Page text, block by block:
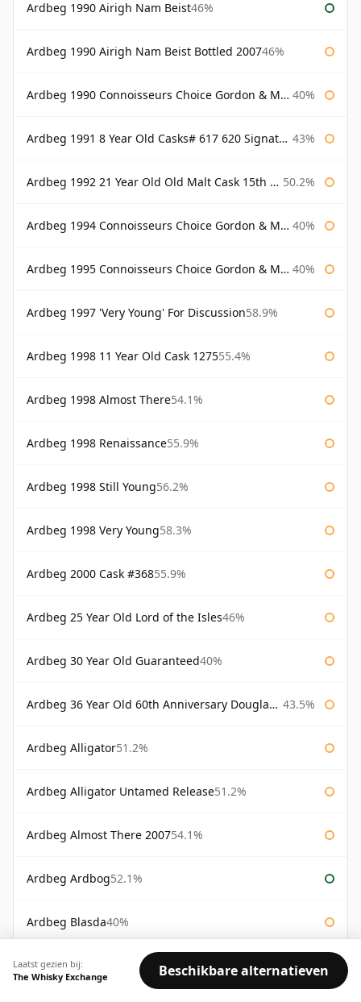
Ardbeg 1990 Airigh Nam Beist46%
Ardbeg 1990 Airigh Nam Beist Bottled 200746%
Ardbeg 1990 Connoisseurs Choice Gordon & Macphail 40%
Ardbeg 1991 8 Year Old Casks# 617 620 Signatory 43%
Ardbeg 1992 21 Year Old Old Malt Cask 15th Anniversary Hunter Laing 50.2%
Ardbeg 1994 Connoisseurs Choice Gordon & Macphail 40%
Ardbeg 1995 Connoisseurs Choice Gordon & Macphail 40%
Ardbeg 1997 'Very Young' For Discussion58.9%
Ardbeg 1998 11 Year Old Cask 127555.4%
Ardbeg 1998 Almost There54.1%
Ardbeg 1998 Renaissance55.9%
Ardbeg 1998 Still Young56.2%
Ardbeg 1998 Very Young58.3%
Ardbeg 2000 Cask #36855.9%
Ardbeg 25 Year Old Lord of the Isles46%
Ardbeg 30 Year Old Guaranteed40%
Ardbeg 36 Year Old 60th Anniversary Douglas Laing 43.5%
Ardbeg Alligator51.2%
Ardbeg Alligator Untamed Release51.2%
Ardbeg Almost There 200754.1%
Ardbeg Ardbog52.1%
Ardbeg Blasda40%
Ardbeg Committee Reserve55.3%
Laatst gezien bij:
The Whisky Exchange
Beschikbare alternatieven